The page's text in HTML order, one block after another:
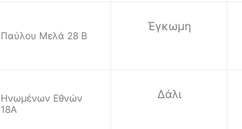
Παύλου Μελά 28 Β
Έγκωμη
Ηνωμένων Εθνών
18Α
Δάλι